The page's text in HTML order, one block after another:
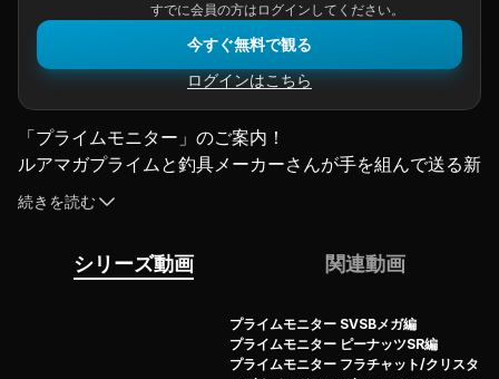
すでに会員の方はログインしてください。
今すぐ無料で観る
ログインはこちら
「プライムモニター」のご案内！
ルアマガプライムと釣具メーカーさんが手を組んで送る新
企画！
不定期でメーカーさんイチオシをプライム会員様の中から
そして使いこなすための動画をルアマガプライムにアップ
ルアマガプライム会員（レギュラープラン）
続きを読む
シリーズ動画 関連動画
プライムモニター SVSBメガ編
プライムモニター ピーナッツSR編
プライムモニター フラチャット/クリスタ